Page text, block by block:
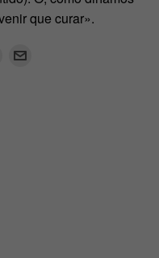
que curar».